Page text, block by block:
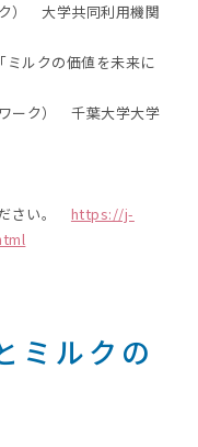
） 大学共同利用機関
ルクの価値を未来に
ーク） 千葉大学大学
さい。 https://j-
ミルクの